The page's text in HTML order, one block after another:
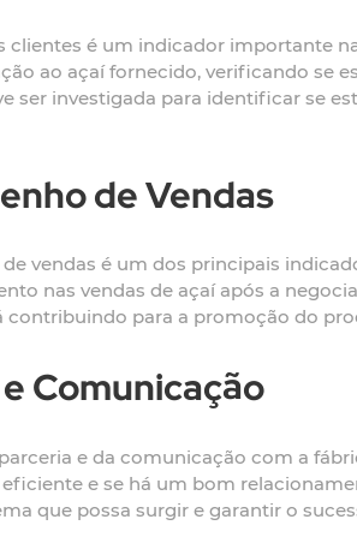
clientes é um indicador importante
ao açaí fornecido, verificando se
ser investigada para identificar se
de Vendas
vendas é um dos principais
nas vendas de açaí após a
contribuindo para a promoção do
Comunicação
e da comunicação com a
e se há um bom
que possa surgir e garantir o